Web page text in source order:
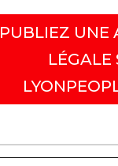
PUBLIEZ UNE
LÉGALE